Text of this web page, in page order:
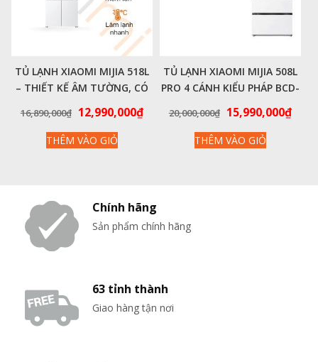
TỦ LẠNH XIAOMI MIJIA 518L
– THIẾT KẾ ÂM TƯỜNG, CÓ
16,890,000₫ Giá
là:
12,990,000₫Giá
THÊM VÀO GIỎ
TỦ LẠNH XIAOMI MIJIA 508L
PRO 4 CÁNH KIỂU PHÁP BCD-
LÀM LẠNH KÉP, KHỬ KHUẨN
ION 99.99%
20,000,000₫ Giá
là:
15,990,000₫Giá
THÊM VÀO GIỎ
Chính hãng
Sản phẩm chính hãng
63 tỉnh thành
Giao hàng tận nơi